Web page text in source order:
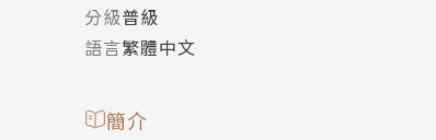
分級普級
語言繁體中文
簡介